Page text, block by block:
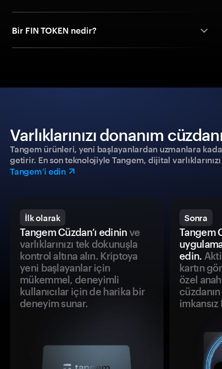
Bir FIN TOKEN nedir?
Varlıklarınızı donanım
Tangem ürünleri, yeni başlayanlardan uzmanlara
getirir. En son teknolojiyle Tangem, dijital
Tangem’i edin
İlk olarak
Tangem Cüzdan’ı edinin ve
varlıklarınızı tek dokunuşla
kontrol altına alın. Kriptoya
yeni başlayanlar için
mükemmel, deneyimli
kullanıcılar için de harika bir
deneyim sunar.
Sonra
Tangem
edin.
kartın
özel